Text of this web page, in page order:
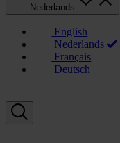
Nederlands
English
Nederlands
Français
Deutsch